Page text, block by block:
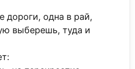
дороги, одна в рай,
выберешь, туда и